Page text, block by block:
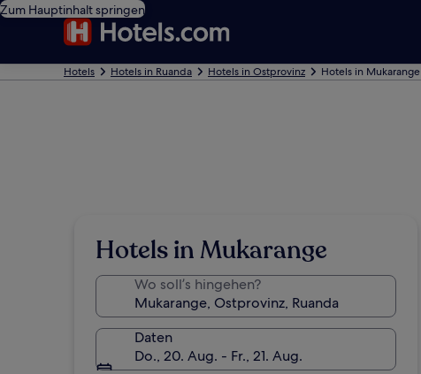
Zum Hauptinhalt springen
Hotels Hotels in Ruanda Hotels in Ostprovinz Hotels in Mukarange
Hotels in Mukarange
Wo soll’s hingehen?
Daten
Do., 20. Aug. - Fr., 21. Aug.